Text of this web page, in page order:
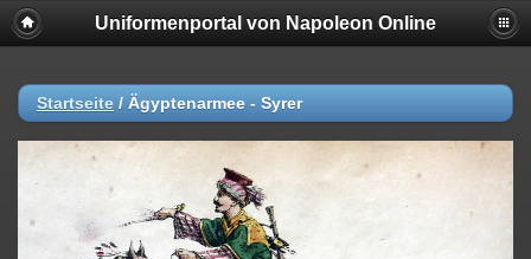
Uniformenportal von Napoleon Online
Startseite / Ägyptenarmee - Syrer